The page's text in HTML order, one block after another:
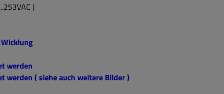
)
werden
werden ( siehe auch weitere Bilder )